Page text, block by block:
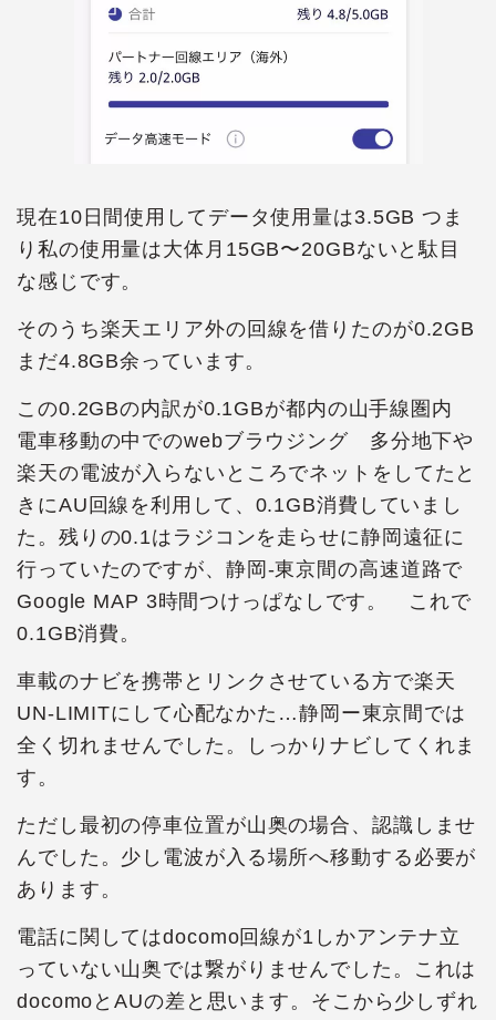
現在10日間使用してデータ使用量は3.5GB つま
り私の使用量は大体月15GB〜20GBないと駄目
な感じです。
そのうち楽天エリア外の回線を借りたのが0.2GB
まだ4.8GB余っています。
この0.2GBの内訳が0.1GBが都内の山手線圏内
電車移動の中でのwebブラウジング 多分地下や
楽天の電波が入らないところでネットをしてたと
きにAU回線を利用して、0.1GB消費していまし
た。残りの0.1はラジコンを走らせに静岡遠征に
行っていたのですが、静岡-東京間の高速道路で
Google MAP 3時間つけっぱなしです。 これで
0.1GB消費。
車載のナビを携帯とリンクさせている方で楽天
UN-LIMITにして心配なかた…静岡ー東京間では
全く切れませんでした。しっかりナビしてくれま
す。
ただし最初の停車位置が山奥の場合、認識しませ
んでした。少し電波が入る場所へ移動する必要が
あります。
電話に関してはdocomo回線が1しかアンテナ立
っていない山奥では繋がりませんでした。これは
docomoとAUの差と思います。そこから少しずれ